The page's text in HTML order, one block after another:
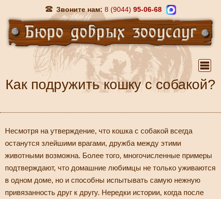
Звоните нам: 8 (9044) 95-06-68
Как подружить кошку с собакой?
Несмотря на утверждение, что кошка с собакой всегда
останутся злейшими врагами, дружба между этими
животными возможна. Более того, многочисленные примеры
подтверждают, что домашние любимцы не только уживаются
в одном доме, но и способны испытывать самую нежную
привязанность друг к другу. Нередки истории, когда после